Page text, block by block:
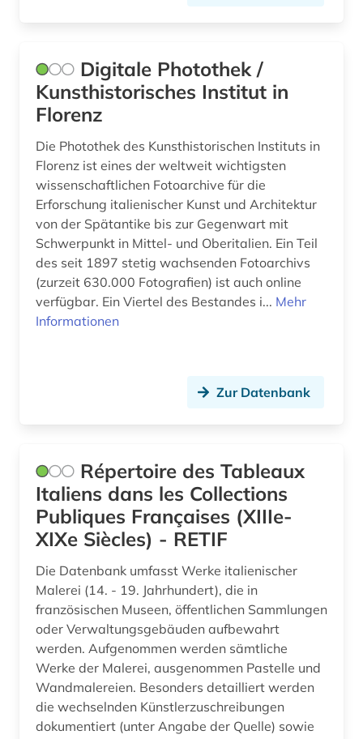
Digitale Photothek /
Kunsthistorisches Institut in
Florenz
Die Photothek des Kunsthistorischen Instituts in
Florenz ist eines der weltweit wichtigsten
wissenschaftlichen Fotoarchive für die
Erforschung italienischer Kunst und Architektur
von der Spätantike bis zur Gegenwart mit
Schwerpunkt in Mittel- und Oberitalien. Ein Teil
des seit 1897 stetig wachsenden Fotoarchivs
(zurzeit 630.000 Fotografien) ist auch online
verfügbar. Ein Viertel des Bestandes i... Mehr
Informationen
Zur Datenbank
Répertoire des Tableaux
Italiens dans les Collections
Publiques Françaises (XIIIe-
XIXe Siècles) - RETIF
Die Datenbank umfasst Werke italienischer
Malerei (14. - 19. Jahrhundert), die in
französischen Museen, öffentlichen Sammlungen
oder Verwaltungsgebäuden aufbewahrt
werden. Aufgenommen werden sämtliche
Werke der Malerei, ausgenommen Pastelle und
Wandmalereien. Besonders detailliert werden
die wechselnden Künstlerzuschreibungen
dokumentiert (unter Angabe der Quelle) sowie